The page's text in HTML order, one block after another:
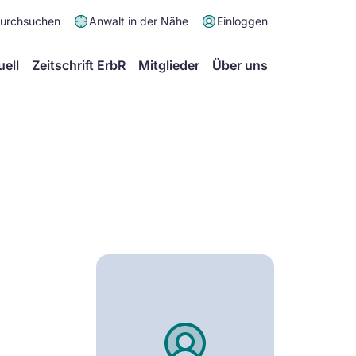
Anwalt in der Nähe Einloggen
Zeitschrift ErbR Mitglieder Über uns